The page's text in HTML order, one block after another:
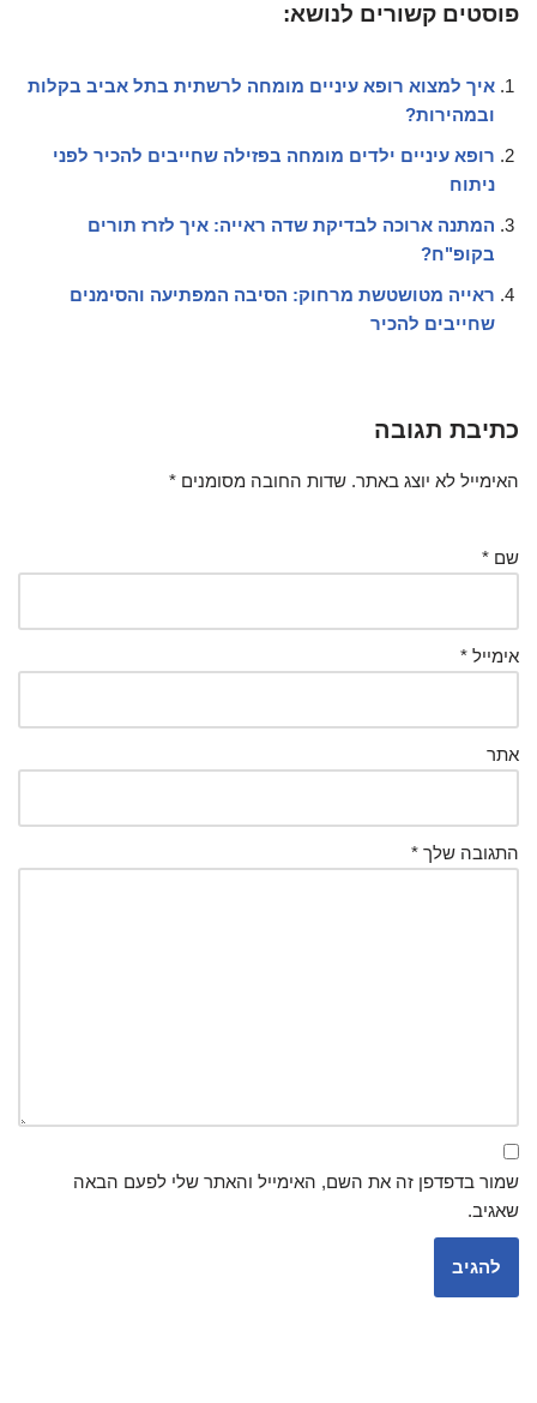
פוסטים קשורים לנושא:
איך למצוא רופא עיניים מומחה לרשתית בתל אביב בקלות
ובמהירות?
רופא עיניים ילדים מומחה בפזילה שחייבים להכיר לפני
ניתוח
המתנה ארוכה לבדיקת שדה ראייה: איך לזרז תורים
בקופ"ח?
ראייה מטושטשת מרחוק: הסיבה המפתיעה והסימנים
שחייבים להכיר
כתיבת תגובה
האימייל לא יוצג באתר. שדות החובה מסומנים *
שם *
אימייל *
אתר
התגובה שלך *
שמור בדפדפן זה את השם, האימייל והאתר שלי לפעם הבאה
שאגיב.